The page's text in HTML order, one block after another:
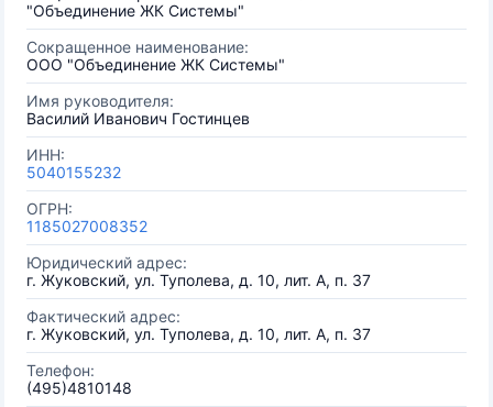
"Объединение ЖК Системы"
Сокращенное наименование:
ООО "Объединение ЖК Системы"
Имя руководителя:
Василий Иванович Гостинцев
ИНН:
5040155232
ОГРН:
1185027008352
Юридический адрес:
г. Жуковский, ул. Туполева, д. 10, лит. А, п. 37
Фактический адрес:
г. Жуковский, ул. Туполева, д. 10, лит. А, п. 37
Телефон:
(495)4810148